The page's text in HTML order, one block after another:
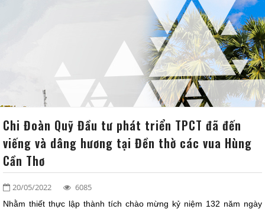
ĐỐI TÁC - KHÁCH HÀNG
LIÊN HỆ
SƠ ĐỒ TỔ CHỨC
Chi Đoàn Quỹ Đầu tư phát triển TPCT đã đến
viếng và dâng hương tại Đền thờ các vua Hùng
Cần Thơ
20/05/2022 6085
Nhằm thiết thực lập thành tích chào mừng kỷ niệm 132 năm ngày